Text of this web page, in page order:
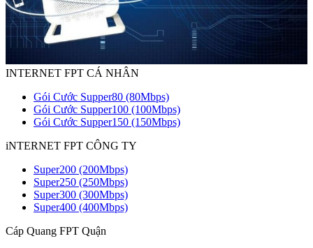
INTERNET FPT CÁ NHÂN
Gói Cước Supper80 (80Mbps)
Gói Cước Supper100 (100Mbps)
Gói Cước Supper150 (150Mbps)
iNTERNET FPT CÔNG TY
Super200 (200Mbps)
Super250 (250Mbps)
Super300 (300Mbps)
Super400 (400Mbps)
Cáp Quang FPT Quận